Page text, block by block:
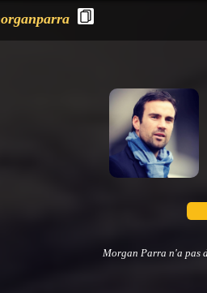
Morgan Parra n'a pas